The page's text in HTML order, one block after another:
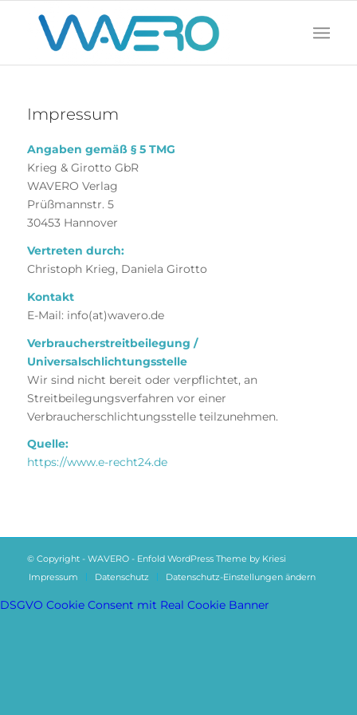
Impressum
Angaben gemäß § 5 TMG
Krieg & Girotto GbR
WAVERO Verlag
Prüßmannstr. 5
30453 Hannover
Vertreten durch:
Christoph Krieg, Daniela Girotto
Kontakt
E-Mail: info(at)wavero.de
Verbraucherstreitbeilegung /
Universalschlichtungsstelle
Wir sind nicht bereit oder verpflichtet, an
Streitbeilegungsverfahren vor einer
Verbraucherschlichtungsstelle teilzunehmen.
Quelle:
https://www.e-recht24.de
© Copyright - WAVERO - Enfold WordPress Theme by Kriesi
Impressum
Datenschutz Datenschutz-Einstellungen ändern
DSGVO Cookie Consent mit Real Cookie Banner